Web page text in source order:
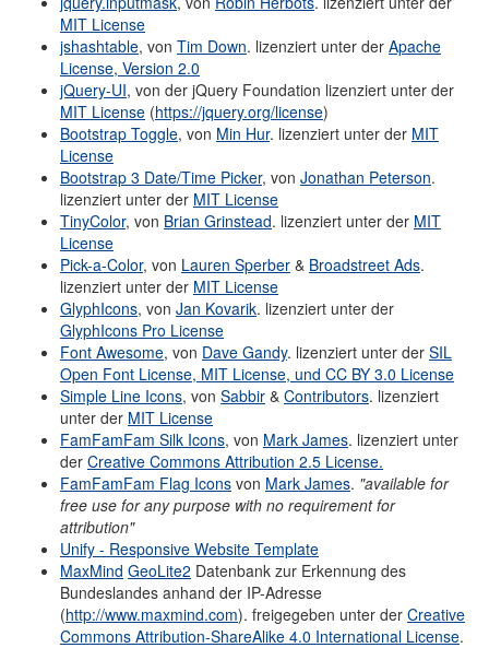
MIT License
jshashtable, von Tim Down. lizenziert unter der Apache
License, Version 2.0
jQuery-UI, von der jQuery Foundation lizenziert unter der
MIT License (https://jquery.org/license)
Bootstrap Toggle, von Min Hur. lizenziert unter der MIT
License
Bootstrap 3 Date/Time Picker, von Jonathan Peterson.
lizenziert unter der MIT License
TinyColor, von Brian Grinstead. lizenziert unter der MIT
License
Pick-a-Color, von Lauren Sperber & Broadstreet Ads.
lizenziert unter der MIT License
GlyphIcons, von Jan Kovarik. lizenziert unter der
GlyphIcons Pro License
Font Awesome, von Dave Gandy. lizenziert unter der SIL
Open Font License, MIT License, und CC BY 3.0 License
Simple Line Icons, von Sabbir & Contributors. lizenziert
unter der MIT License
FamFamFam Silk Icons, von Mark James. lizenziert unter
der Creative Commons Attribution 2.5 License.
FamFamFam Flag Icons von Mark James. "available for
free use for any purpose with no requirement for
attribution"
Unify - Responsive Website Template
MaxMind GeoLite2 Datenbank zur Erkennung des
Bundeslandes anhand der IP-Adresse
(http://www.maxmind.com). freigegeben unter der Creative
Commons Attribution-ShareAlike 4.0 International License.